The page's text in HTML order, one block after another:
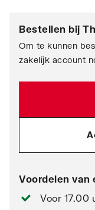
Bestellen bij
Om te kunnen
zakelijk account
Voordelen van
Voor 17.00